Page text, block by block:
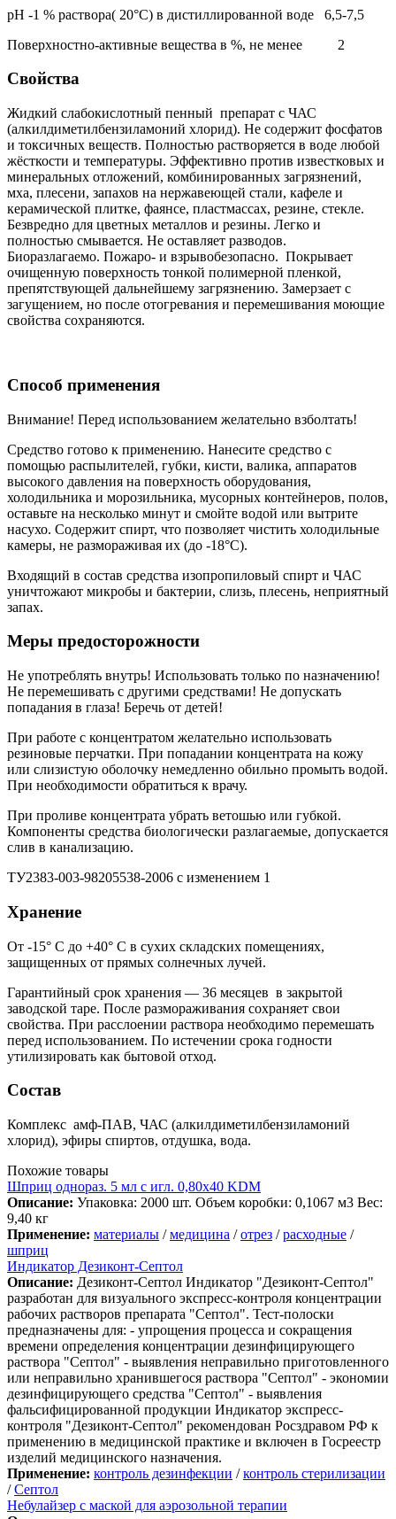
рН -1 % раствора( 20°С) в дистиллированной воде 6,5-7,5
Поверхностно-активные вещества в %, не менее 2
Свойства
Жидкий слабокислотный пенный препарат с ЧАС
(алкилдиметилбензиламоний хлорид). Не содержит фосфатов
и токсичных веществ. Полностью растворяется в воде любой
жёсткости и температуры. Эффективно против известковых и
минеральных отложений, комбинированных загрязнений,
мха, плесени, запахов на нержавеющей стали, кафеле и
керамической плитке, фаянсе, пластмассах, резине, стекле.
Безвредно для цветных металлов и резины. Легко и
полностью смывается. Не оставляет разводов.
Биоразлагаемо. Пожаро- и взрывобезопасно. Покрывает
очищенную поверхность тонкой полимерной пленкой,
препятствующей дальнейшему загрязнению. Замерзает с
загущением, но после отогревания и перемешивания моющие
свойства сохраняются.
Способ применения
Внимание! Перед использованием желательно взболтать!
Средство готово к применению. Нанесите средство с
помощью распылителей, губки, кисти, валика, аппаратов
высокого давления на поверхность оборудования,
холодильника и морозильника, мусорных контейнеров, полов,
оставьте на несколько минут и смойте водой или вытрите
насухо. Содержит спирт, что позволяет чистить холодильные
камеры, не размораживая их (до -18°С).
Входящий в состав средства изопропиловый спирт и ЧАС
уничтожают микробы и бактерии, слизь, плесень, неприятный
запах.
Меры предосторожности
Не употреблять внутрь! Использовать только по назначению!
Не перемешивать с другими средствами! Не допускать
попадания в глаза! Беречь от детей!
При работе с концентратом желательно использовать
резиновые перчатки. При попадании концентрата на кожу
или слизистую оболочку немедленно обильно промыть водой.
При необходимости обратиться к врачу.
При проливе концентрата убрать ветошью или губкой.
Компоненты средства биологически разлагаемые, допускается
слив в канализацию.
ТУ2383-003-98205538-2006 с изменением 1
Хранение
От -15° С до +40° С в сухих складских помещениях,
защищенных от прямых солнечных лучей.
Гарантийный срок хранения — 36 месяцев в закрытой
заводской таре. После размораживания сохраняет свои
свойства. При расслоении раствора необходимо перемешать
перед использованием. По истечении срока годности
утилизировать как бытовой отход.
Состав
Комплекс амф-ПАВ, ЧАС (алкилдиметилбензиламоний
хлорид), эфиры спиртов, отдушка, вода.
Похожие товары
Шприц однораз. 5 мл с игл. 0,80х40 KDМ
Описание: Упаковка: 2000 шт. Объем коробки: 0,1067 м3 Вес:
9,40 кг
Применение: материалы /медицина /отрез /расходные /
шприц
Индикатор Дезиконт-Септол
Описание: Дезиконт-Септол Индикатор "Дезиконт-Септол"
разработан для визуального экспресс-контроля концентрации
рабочих растворов препарата "Септол". Тест-полоски
предназначены для: - упрощения процесса и сокращения
времени определения концентрации дезинфицирующего
раствора "Септол" - выявления неправильно приготовленного
или неправильно хранившегося раствора "Септол" - экономии
дезинфицирующего средства "Септол" - выявления
фальсифицированной продукции Индикатор экспресс-
контроля "Дезиконт-Септол" рекомендован Росздравом РФ к
применению в медицинской практике и включен в Госреестр
изделий медицинского назначения.
Применение: контроль дезинфекции /контроль стерилизации
/Септол
Небулайзер с маской для аэрозольной терапии